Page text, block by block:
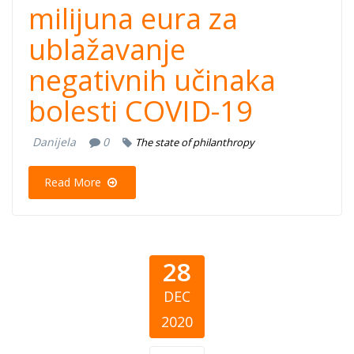
milijuna eura za
ublažavanje
negativnih učinaka
bolesti COVID-19
Danijela 0 The state of philanthropy
Read More
28
DEC
2020